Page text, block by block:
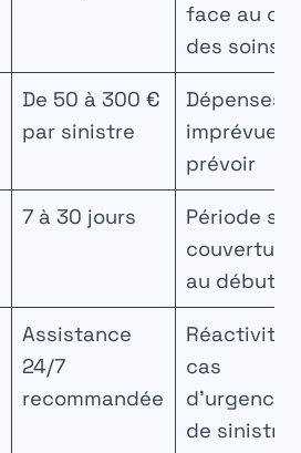
face au
des soins ?
De 50 à 300 €
par sinistre
Dépenses
imprévues
prévoir
7 à 30 jours
Période
couverture
au début
Assistance
24/7
recommandée
Réactivité
cas
d’urgence
de sinistre